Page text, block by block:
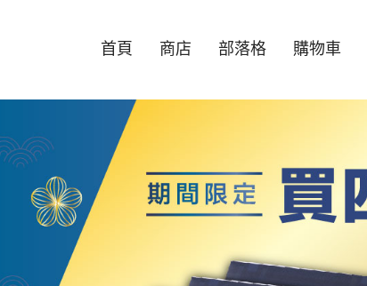
首頁 商店 部落格 購物車